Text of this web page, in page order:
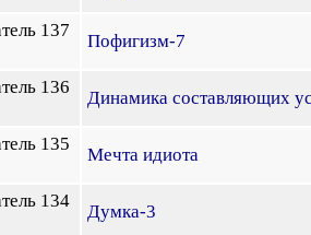
137
Пофигизм-7
136
Динамика составляющих
135
Мечта идиота
134
Думка-3